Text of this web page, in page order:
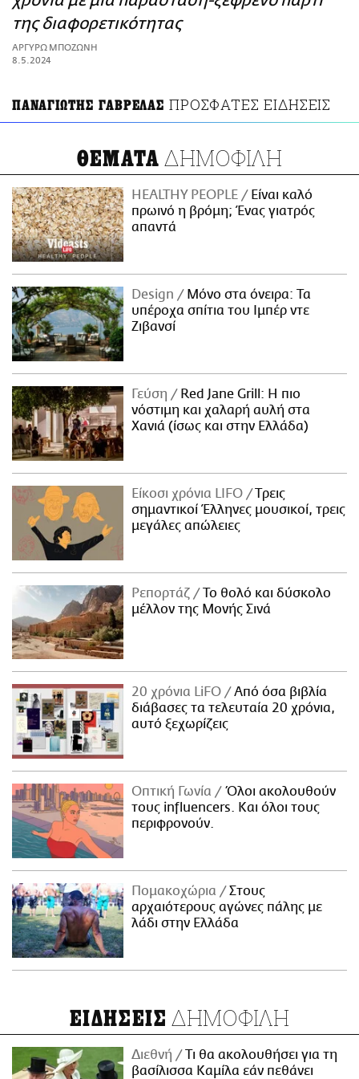
ΑΜΠΑ
PRINT
της διαφορετικότητας
ΑΡΓΥΡΩ ΜΠΟΖΩΝΗ
8.5.2024
ΠΑΝΑΓΙΩΤΗΣ ΓΑΒΡΕΛΑΣ ΠΡΟΣΦΑΤΕΣ ΕΙΔΗΣΕΙΣ
ΘΕΜΑΤΑ ΔΗΜΟΦΙΛΗ
HEALTHY PEOPLE
Είναι καλό
πρωινό η βρόμη; Ένας γιατρός
απαντά
Design
Μόνο στα όνειρα: Τα
υπέροχα σπίτια του Ιμπέρ ντε
Ζιβανσί
Γεύση
Red Jane Grill: Η πιο
νόστιμη και χαλαρή αυλή στα
Χανιά (ίσως και στην Ελλάδα)
Είκοσι χρόνια LIFO
Tρεις
σημαντικοί Έλληνες μουσικοί, τρεις
μεγάλες απώλειες
Ρεπορτάζ
Το θολό και δύσκολο
μέλλον της Μονής Σινά
20 χρόνια LiFO
Από όσα βιβλία
διάβασες τα τελευταία 20 χρόνια,
αυτό ξεχωρίζεις
Οπτική Γωνία
Όλοι ακολουθούν
τους influencers. Και όλοι τους
περιφρονούν.
Πομακοχώρια
Στους
αρχαιότερους αγώνες πάλης με
λάδι στην Ελλάδα
ΕΙΔΗΣΕΙΣ ΔΗΜΟΦΙΛΗ
Διεθνή
Τι θα ακολουθήσει για τη
βασίλισσα Καμίλα εάν πεθάνει